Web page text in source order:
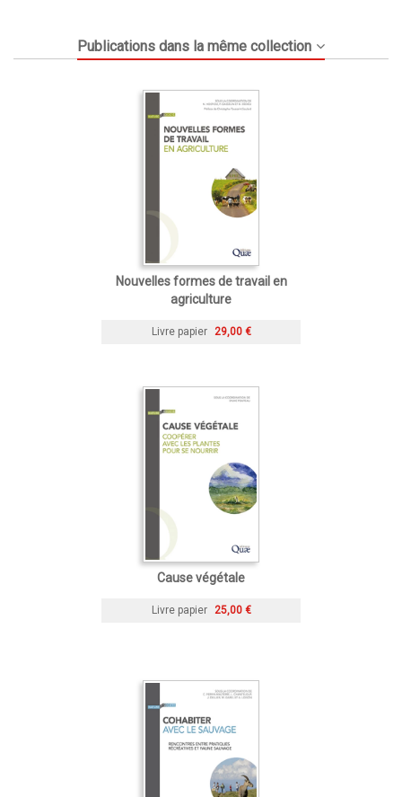
Publications dans la même collection
Nouvelles formes de travail en
agriculture
Livre papier 29,00 €
Cause végétale
Livre papier 25,00 €